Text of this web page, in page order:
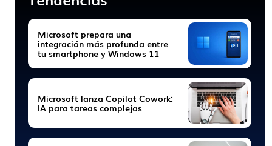
Microsoft prepara una
integración más profunda entre
tu smartphone y Windows 11
Microsoft lanza Copilot Cowork:
IA para tareas complejas